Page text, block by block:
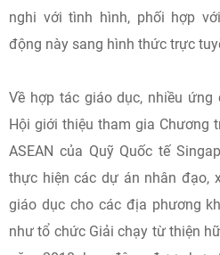
nghi với tình hình, phối hợp
động này sang hình thức trực
Về hợp tác giáo dục, nhiều
Hội giới thiệu tham gia Chương
ASEAN của Quỹ Quốc tế
thực hiện các dự án nhân đạo,
giáo dục cho các địa phương
như tổ chức Giải chạy từ thiện